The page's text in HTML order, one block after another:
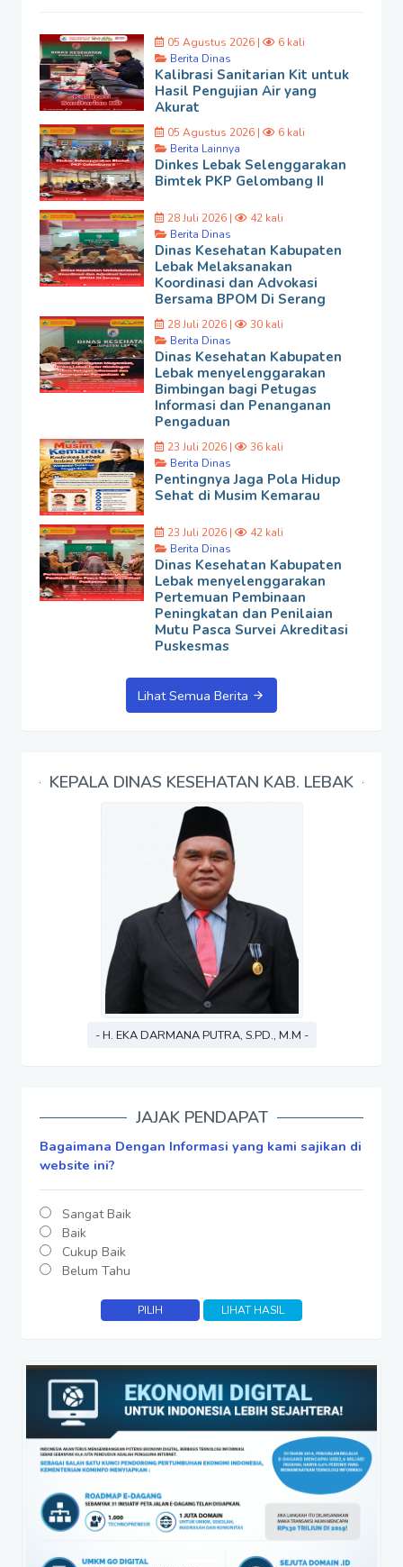
05 Agustus 2026 |
6 kali
Berita Dinas
Kalibrasi Sanitarian Kit untuk
Hasil Pengujian Air yang
Akurat
05 Agustus 2026 |
6 kali
Berita Lainnya
Dinkes Lebak Selenggarakan
Bimtek PKP Gelombang II
28 Juli 2026 |
42 kali
Berita Dinas
Dinas Kesehatan Kabupaten
Lebak Melaksanakan
Koordinasi dan Advokasi
Bersama BPOM Di Serang
28 Juli 2026 |
30 kali
Berita Dinas
Dinas Kesehatan Kabupaten
Lebak menyelenggarakan
Bimbingan bagi Petugas
Informasi dan Penanganan
Pengaduan
23 Juli 2026 |
36 kali
Berita Dinas
Pentingnya Jaga Pola Hidup
Sehat di Musim Kemarau
23 Juli 2026 |
42 kali
Berita Dinas
Dinas Kesehatan Kabupaten
Lebak menyelenggarakan
Pertemuan Pembinaan
Peningkatan dan Penilaian
Mutu Pasca Survei Akreditasi
Puskesmas
Lihat Semua Berita
KEPALA DINAS KESEHATAN KAB. LEBAK
- H. EKA DARMANA PUTRA, S.PD., M.M -
JAJAK PENDAPAT
Bagaimana Dengan Informasi yang kami sajikan di
website ini?
Sangat Baik
Baik
Cukup Baik
Belum Tahu